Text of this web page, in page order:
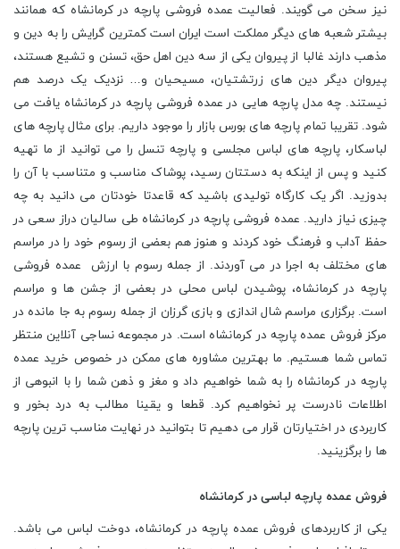
نیز سخن می گویند. فعالیت عمده فروشی پارچه در کرمانشاه که همانند
بیشتر شعبه های دیگر مملکت است ایران است کمترین گرایش را به دین و
مذهب دارند غالبا از پیروان یکی از سه دین اهل حق، تسنن و تشیع هستند،
پیروان دیگر دین های زرتشتیان، مسیحیان و… نزدیک یک درصد هم
نیستند. چه مدل پارچه هایی در عمده فروشی پارچه در کرمانشاه یافت می
شود. تقریبا تمام پارچه های بورس بازار را موجود داریم. برای مثال پارچه های
لباسکار، پارچه های لباس مجلسی و پارچه تنسل را می توانید از ما تهیه
کنید و پس از اینکه به دستتان رسید، پوشاک مناسب و متناسب با آن را
بدوزید. اگر یک کارگاه تولیدی باشید که قاعدتا خودتان می دانید به چه
چیزی نیاز دارید. عمده فروشی پارچه در کرمانشاه طی سالیان دراز سعی در
حفظ آداب و فرهنگ خود کردند و هنوز هم بعضی از رسوم خود را در مراسم
های مختلف به اجرا در می آوردند. از جمله رسوم با ارزش عمده فروشی
پارچه در کرمانشاه، پوشیدن لباس محلی در بعضی از جشن ها و مراسم
است. برگزاری مراسم شال اندازی و بازی گرزان از جمله رسوم به جا مانده در
مرکز فروش عمده پارچه در کرمانشاه است. در مجموعه نساجی آنلاین منتظر
تماس شما هستیم. ما بهترین مشاوره های ممکن در خصوص خرید عمده
پارچه در کرمانشاه را به شما خواهیم داد و مغز و ذهن شما را با انبوهی از
اطلاعات نادرست پر نخواهیم کرد. قطعا و یقینا مطالب به درد بخور و
کاربردی در اختیارتان قرار می دهیم تا بتوانید در نهایت مناسب ترین پارچه
ها را برگزینید.
فروش عمده پارچه لباسی در کرمانشاه
یکی از کاربردهای فروش عمده پارچه در کرمانشاه، دوخت لباس می باشد.